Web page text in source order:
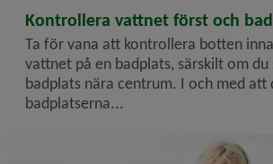
2026-07-02
Kontrollera vattnet först och
Ta för vana att kontrollera botten
vattnet på en badplats, särskilt om du
badplats nära centrum. I och med att
badplatserna...